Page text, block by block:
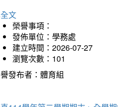
文
榮譽事項：
發佈單位：學務處
建立時間：2026-07-27
瀏覽次數：101
發布者：體育組